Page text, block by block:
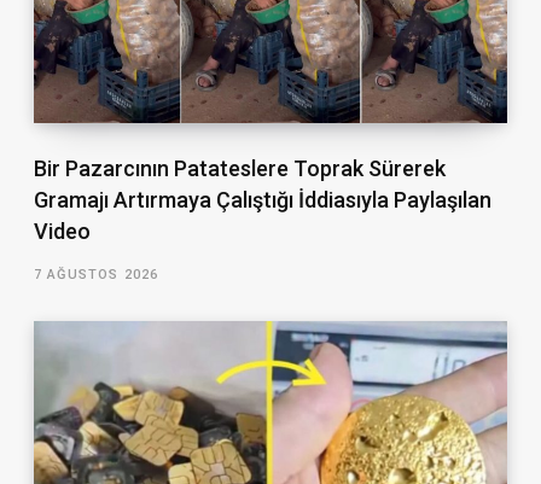
Bir Pazarcının Patateslere Toprak Sürerek
Gramajı Artırmaya Çalıştığı İddiasıyla Paylaşılan
Video
7 AĞUSTOS 2026